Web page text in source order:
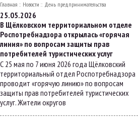
Главная Новости День предпринимательства
25.05.2026
В Щёлковском территориальном отделе
Роспотребнадзора открылась «горячая
линия» по вопросам защиты прав
потребителей туристических услуг
С 25 мая по 7 июня 2026 года Щёлковский
территориальный отдел Роспотребнадзора
проводит «горячую линию» по вопросам
защиты прав потребителей туристических
услуг. Жители округов